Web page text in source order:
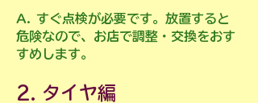
A. すぐ点検が必要です。放置すると
危険なので、お店で調整・交換をおす
すめします。
2. タイヤ編